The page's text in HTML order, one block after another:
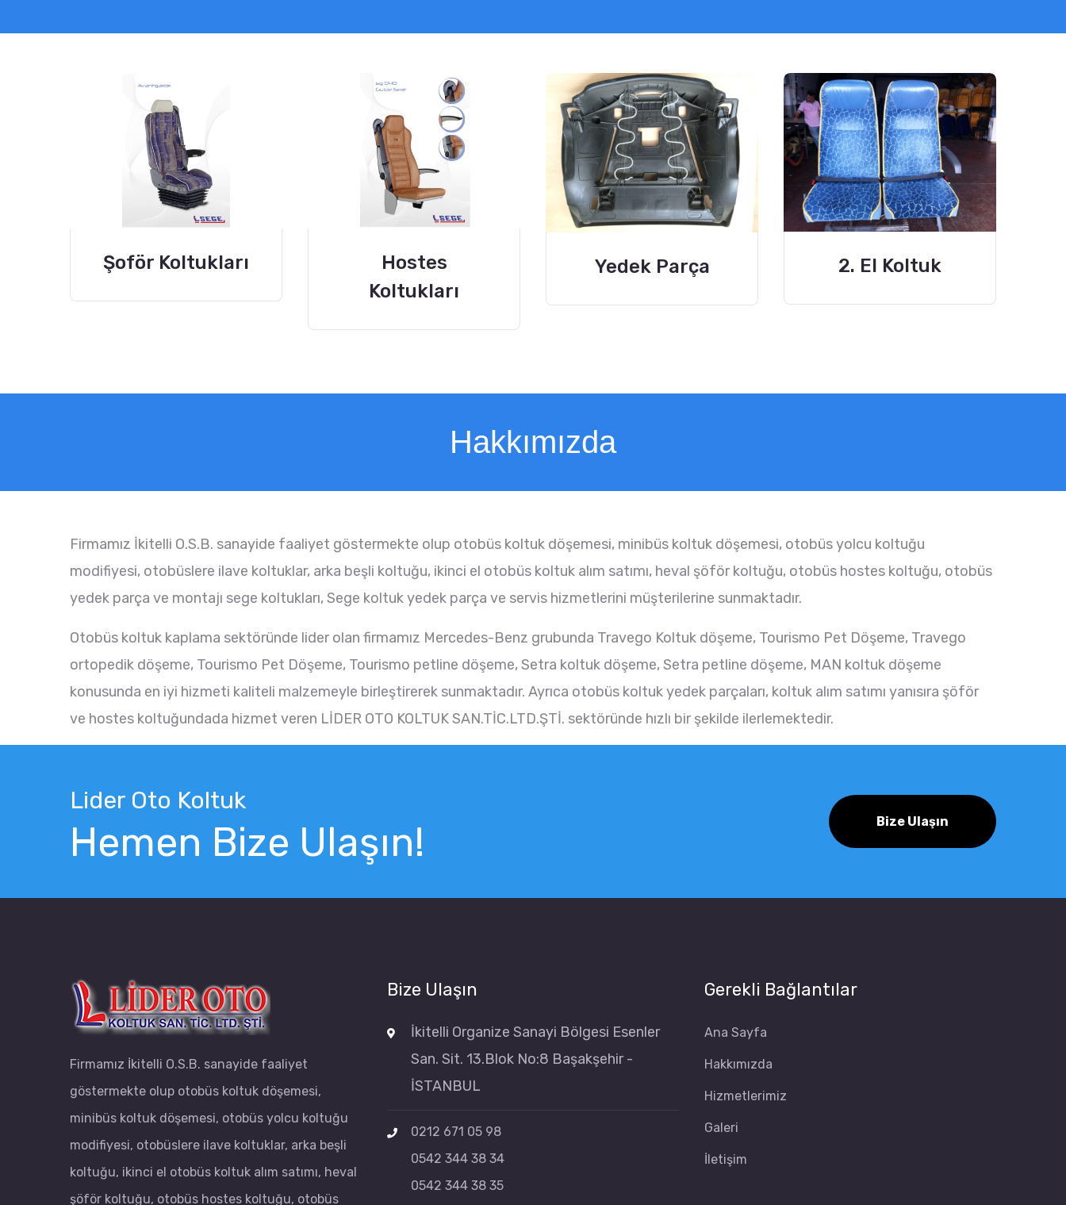
Şoför Koltukları
Hostes
Koltukları
Yedek Parça 2. El Koltuk
Hakkımızda
Firmamız İkitelli O.S.B. sanayide faaliyet göstermekte olup otobüs koltuk döşemesi, minibüs koltuk döşemesi, otobüs yolcu koltuğu
modifiyesi, otobüslere ilave koltuklar, arka beşli koltuğu, ikinci el otobüs koltuk alım satımı, heval şöför koltuğu, otobüs hostes koltuğu, otobüs
yedek parça ve montajı sege koltukları, Sege koltuk yedek parça ve servis hizmetlerini müşterilerine sunmaktadır.
Otobüs koltuk kaplama sektöründe lider olan firmamız Mercedes-Benz grubunda Travego Koltuk döşeme, Tourismo Pet Döşeme, Travego
ortopedik döşeme, Tourismo Pet Döşeme, Tourismo petline döşeme, Setra koltuk döşeme, Setra petline döşeme, MAN koltuk döşeme
konusunda en iyi hizmeti kaliteli malzemeyle birleştirerek sunmaktadır. Ayrıca otobüs koltuk yedek parçaları, koltuk alım satımı yanısıra şöför
ve hostes koltuğundada hizmet veren LİDER OTO KOLTUK SAN.TİC.LTD.ŞTİ. sektöründe hızlı bir şekilde ilerlemektedir.
Lider Oto Koltuk
Hemen Bize Ulaşın! Bize Ulaşın
Firmamız İkitelli O.S.B. sanayide faaliyet
göstermekte olup otobüs koltuk döşemesi,
minibüs koltuk döşemesi, otobüs yolcu koltuğu
modifiyesi, otobüslere ilave koltuklar, arka beşli
koltuğu, ikinci el otobüs koltuk alım satımı, heval
şöför koltuğu, otobüs hostes koltuğu, otobüs
Bize Ulaşın
İkitelli Organize Sanayi Bölgesi Esenler
San. Sit. 13.Blok No:8 Başakşehir -
İSTANBUL
0212 671 05 98
0542 344 38 34
0542 344 38 35
Gerekli Bağlantılar
Ana Sayfa
Hakkımızda
Hizmetlerimiz
Galeri
İletişim